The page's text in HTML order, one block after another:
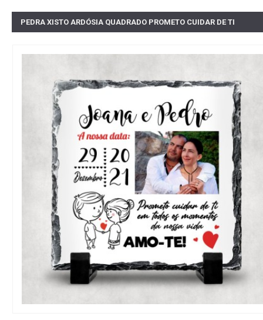
PEDRA XISTO ARDÓSIA QUADRADO PROMETO CUIDAR DE TI